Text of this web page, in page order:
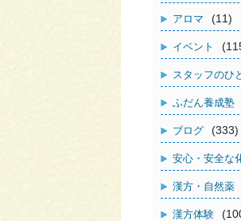
アロマ (11)
イベント
スタッフのひ
ふだん養成塾
ブログ (333)
安心・安全な
漢方・自然薬
漢方体験